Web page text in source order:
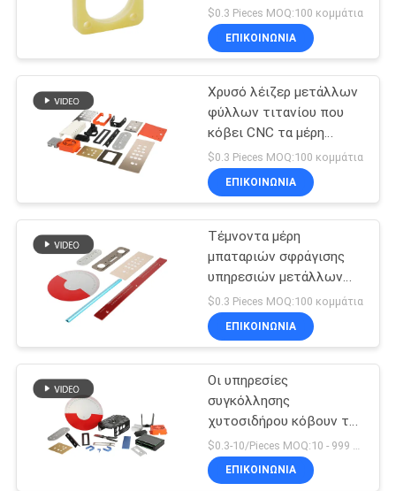
ΧΆΡΤΗΣ
ΠΟΛΙΤΙΚΉ
ΑΠΟΡΡΉΤΟΥ
CNC μέρη
ανοξείδωτου
83
cnc μέρη αργιλίου
57
υπηρεσιών πλαστικά
$0.3 Pieces MOQ:100 κομμάτια
ΕΠΙΚΟΙΝΩΝΊΑ
Χρυσό λέιζερ μετάλλων
φύλλων τιτανίου που
κόβει CNC τα μέρη
μετάλλων φύλλων που
υποβάλλονται σε
ανοδική οξείδωση
$0.3 Pieces MOQ:100 κομμάτια
ΕΠΙΚΟΙΝΩΝΊΑ
Τέμνοντα μέρη
μπαταριών σφράγισης
υπηρεσιών μετάλλων
λέιζερ χάλυβα άνθρακα
$0.3 Pieces MOQ:100 κομμάτια
ΕΠΙΚΟΙΝΩΝΊΑ
Οι υπηρεσίες
συγκόλλησης
χυτοσιδήρου κόβουν την
κατεργασία των
τεμνόντων μερών
λέιζερ επεξεργασίας
ΕΠΙΚΟΙΝΩΝΊΑ